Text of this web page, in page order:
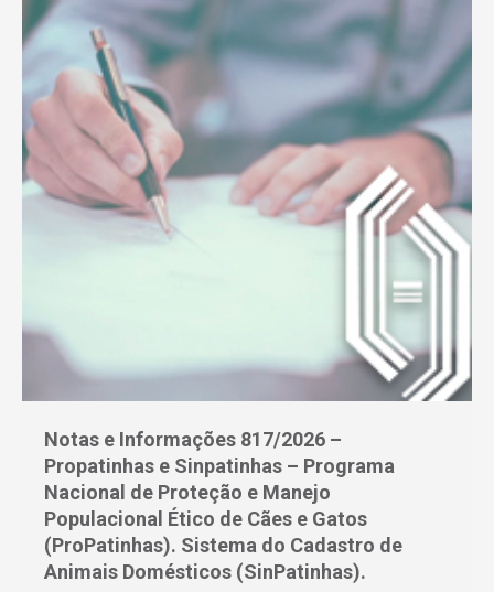
Notas e Informações 817/2026 –
Propatinhas e Sinpatinhas – Programa
Nacional de Proteção e Manejo
Populacional Ético de Cães e Gatos
(ProPatinhas). Sistema do Cadastro de
Animais Domésticos (SinPatinhas).